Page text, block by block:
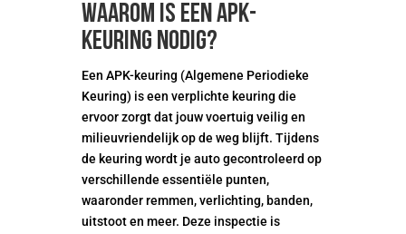
Waarom is een APK-
keuring nodig?
Een APK-keuring (Algemene Periodieke
Keuring) is een verplichte keuring die
ervoor zorgt dat jouw voertuig veilig en
milieuvriendelijk op de weg blijft. Tijdens
de keuring wordt je auto gecontroleerd op
verschillende essentiële punten,
waaronder remmen, verlichting, banden,
uitstoot en meer. Deze inspectie is